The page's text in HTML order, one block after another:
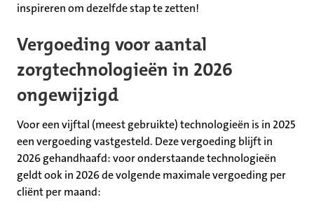
inspireren om dezelfde stap te zetten!
Vergoeding voor aantal
zorgtechnologieën in 2026
ongewijzigd
Voor een vijftal (meest gebruikte) technologieën is in 2025
een vergoeding vastgesteld. Deze vergoeding blijft in
2026 gehandhaafd: voor onderstaande technologieën
geldt ook in 2026 de volgende maximale vergoeding per
cliënt per maand: